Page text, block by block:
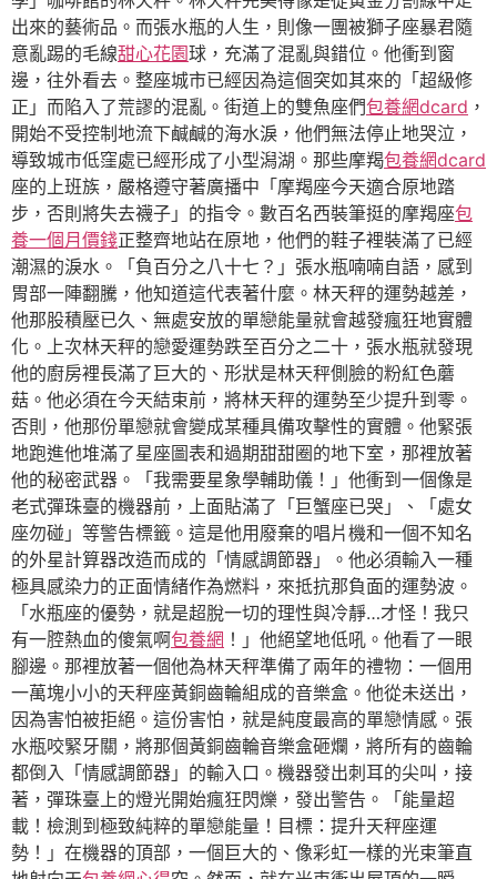
出來的藝術品。而張水瓶的人生，則像一團被獅子座暴君隨
意亂踢的毛線甜心花園球，充滿了混亂與錯位。他衝到窗
邊，往外看去。整座城市已經因為這個突如其來的「超級修
正」而陷入了荒謬的混亂。街道上的雙魚座們包養網dcard ，
開始不受控制地流下鹹鹹的海水淚，他們無法停止地哭泣，
導致城市低窪處已經形成了小型潟湖。那些摩羯包養網dcard
座的上班族，嚴格遵守著廣播中「摩羯座今天適合原地踏
步，否則將失去襪子」的指令。數百名西裝筆挺的摩羯座包
養一個月價錢正整齊地站在原地，他們的鞋子裡裝滿了已經
潮濕的淚水。「負百分之八十七？」張水瓶喃喃自語，感到
胃部一陣翻騰，他知道這代表著什麼。林天秤的運勢越差，
他那股積壓已久、無處安放的單戀能量就會越發瘋狂地實體
化。上次林天秤的戀愛運勢跌至百分之二十，張水瓶就發現
他的廚房裡長滿了巨大的、形狀是林天秤側臉的粉紅色蘑
菇。他必須在今天結束前，將林天秤的運勢至少提升到零。
否則，他那份單戀就會變成某種具備攻擊性的實體。他緊張
地跑進他堆滿了星座圖表和過期甜甜圈的地下室，那裡放著
他的秘密武器。「我需要星象學輔助儀！」他衝到一個像是
老式彈珠臺的機器前，上面貼滿了「巨蟹座已哭」、「處女
座勿碰」等警告標籤。這是他用廢棄的唱片機和一個不知名
的外星計算器改造而成的「情感調節器」。他必須輸入一種
極具感染力的正面情緒作為燃料，來抵抗那負面的運勢波。
「水瓶座的優勢，就是超脫一切的理性與冷靜…才怪！我只
有一腔熱血的傻氣啊包養網 ！」他絕望地低吼。他看了一眼
腳邊。那裡放著一個他為林天秤準備了兩年的禮物：一個用
一萬塊小小的天秤座黃銅齒輪組成的音樂盒。他從未送出，
因為害怕被拒絕。這份害怕，就是純度最高的單戀情感。張
水瓶咬緊牙關，將那個黃銅齒輪音樂盒砸爛，將所有的齒輪
都倒入「情感調節器」的輸入口。機器發出刺耳的尖叫，接
著，彈珠臺上的燈光開始瘋狂閃爍，發出警告。「能量超
載！檢測到極致純粹的單戀能量！目標：提升天秤座運
勢！」在機器的頂部，一個巨大的、像彩虹一樣的光束筆直